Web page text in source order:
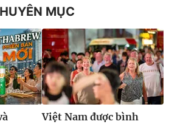
MỤC
Việt Nam được bình